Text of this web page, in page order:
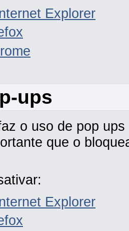
Explorer
ups
o uso de pop
que o
Explorer